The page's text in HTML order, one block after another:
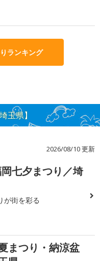
ランキング
玉県】
2026/08/10 更新
七夕まつり／埼
が街を彩る
まつり・納涼盆